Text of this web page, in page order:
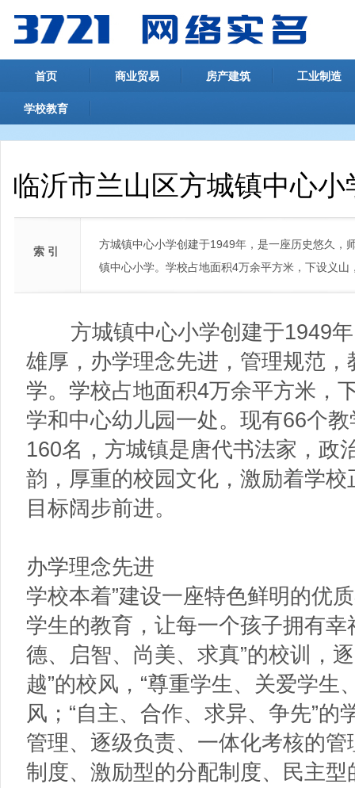
首页 商业贸易 房产建筑 工业制造
学校教育
临沂市兰山区方城镇中心小
索 引
方城镇中心小学创建于1949年，是一座历史悠久，
镇中心小学。学校占地面积4万余平方米，下设义
方城镇中心小学创建于1949年
雄厚，办学理念先进，管理规范
学。学校占地面积4万余平方米，
学和中心幼儿园一处。现有66个
160名，方城镇是唐代书法家，政
韵，厚重的校园文化，激励着学
目标阔步前进。
办学理念先进
学校本着”建设一座特色鲜明的优
学生的教育，让每一个孩子拥有幸
德、启智、尚美、求真”的校训，
越”的校风，“尊重学生、关爱学生
风；“自主、合作、求异、争先”
管理、逐级负责、一体化考核的
制度、激励型的分配制度、民主